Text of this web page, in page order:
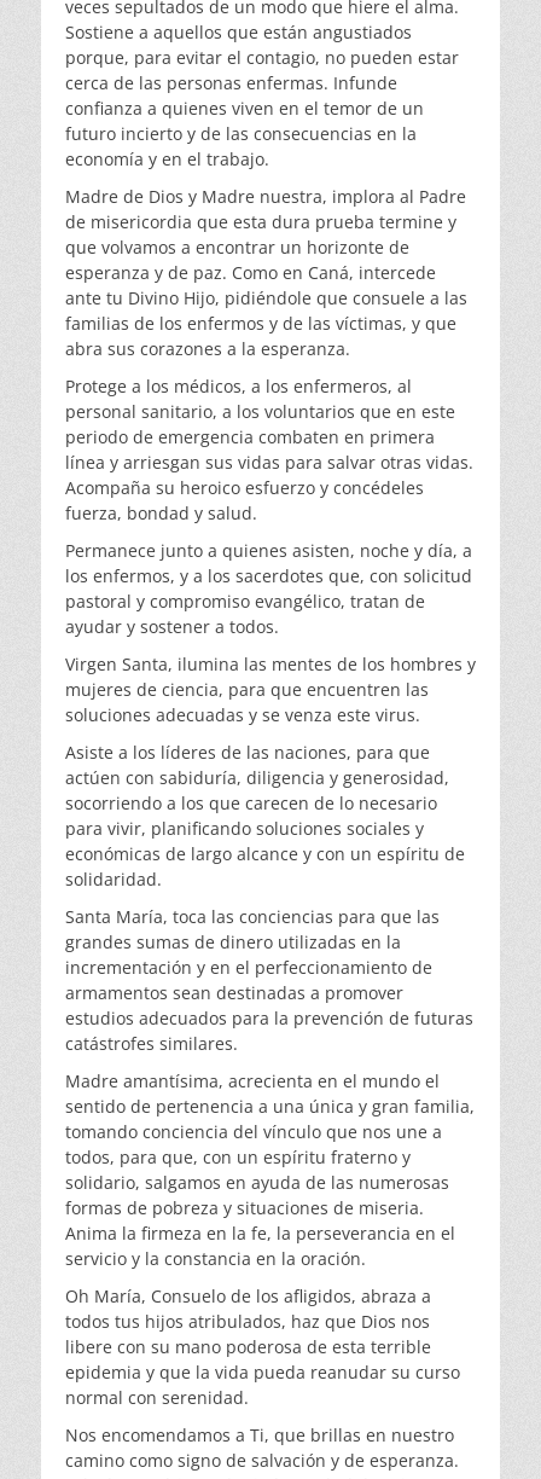
veces sepultados de un modo que hiere el alma.
Sostiene a aquellos que están angustiados
porque, para evitar el contagio, no pueden estar
cerca de las personas enfermas. Infunde
confianza a quienes viven en el temor de un
futuro incierto y de las consecuencias en la
economía y en el trabajo.
Madre de Dios y Madre nuestra, implora al Padre
de misericordia que esta dura prueba termine y
que volvamos a encontrar un horizonte de
esperanza y de paz. Como en Caná, intercede
ante tu Divino Hijo, pidiéndole que consuele a las
familias de los enfermos y de las víctimas, y que
abra sus corazones a la esperanza.
Protege a los médicos, a los enfermeros, al
personal sanitario, a los voluntarios que en este
periodo de emergencia combaten en primera
línea y arriesgan sus vidas para salvar otras vidas.
Acompaña su heroico esfuerzo y concédeles
fuerza, bondad y salud.
Permanece junto a quienes asisten, noche y día, a
los enfermos, y a los sacerdotes que, con solicitud
pastoral y compromiso evangélico, tratan de
ayudar y sostener a todos.
Virgen Santa, ilumina las mentes de los hombres y
mujeres de ciencia, para que encuentren las
soluciones adecuadas y se venza este virus.
Asiste a los líderes de las naciones, para que
actúen con sabiduría, diligencia y generosidad,
socorriendo a los que carecen de lo necesario
para vivir, planificando soluciones sociales y
económicas de largo alcance y con un espíritu de
solidaridad.
Santa María, toca las conciencias para que las
grandes sumas de dinero utilizadas en la
incrementación y en el perfeccionamiento de
armamentos sean destinadas a promover
estudios adecuados para la prevención de futuras
catástrofes similares.
Madre amantísima, acrecienta en el mundo el
sentido de pertenencia a una única y gran familia,
tomando conciencia del vínculo que nos une a
todos, para que, con un espíritu fraterno y
solidario, salgamos en ayuda de las numerosas
formas de pobreza y situaciones de miseria.
Anima la firmeza en la fe, la perseverancia en el
servicio y la constancia en la oración.
Oh María, Consuelo de los afligidos, abraza a
todos tus hijos atribulados, haz que Dios nos
libere con su mano poderosa de esta terrible
epidemia y que la vida pueda reanudar su curso
normal con serenidad.
Nos encomendamos a Ti, que brillas en nuestro
camino como signo de salvación y de esperanza.